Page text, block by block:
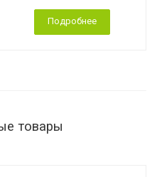
Подробнее
товары